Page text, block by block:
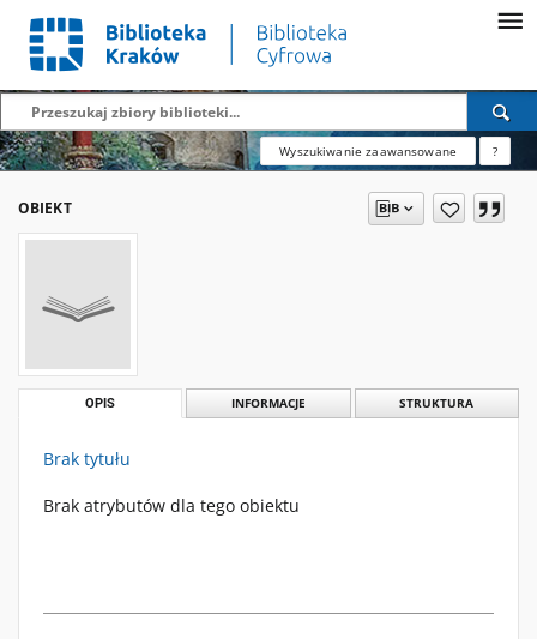
Wyszukiwanie zaawansowane ?
OBIEKT
OPIS INFORMACJE STRUKTURA
Brak tytułu
Brak atrybutów dla tego obiektu